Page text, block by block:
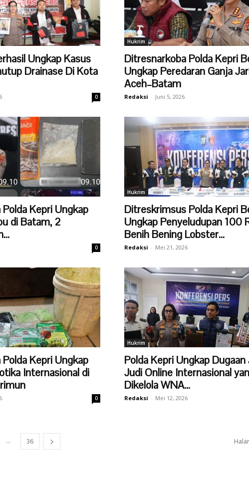
Ungkap Kasus
Drainase Di Kota
0
Hukrim
Ditresnarkoba Polda Kepri
Ungkap Peredaran Ganja
Aceh–Batam
Redaksi - Juni 5, 2026
Kepri Ungkap
di Batam, 2
0
Hukrim
Ditreskrimsus Polda Kepri
Ungkap Penyeludupan 100
Benih Bening Lobster...
Redaksi - Mei 21, 2026
Kepri Ungkap
Internasional di
0
Hukrim
Polda Kepri Ungkap Dugaan
Judi Online Internasional
Dikelola WNA...
Redaksi - Mei 12, 2026
... 36